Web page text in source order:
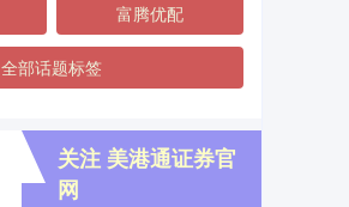
富腾优配
全部话题标签
关注 美港通证券官
网